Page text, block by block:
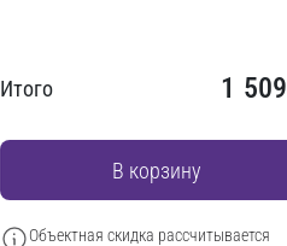
Итого 1 509
В корзину
Объектная скидка рассчитывается